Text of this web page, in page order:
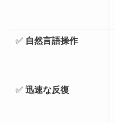
✅ 自然言語操作
✅迅速な反復